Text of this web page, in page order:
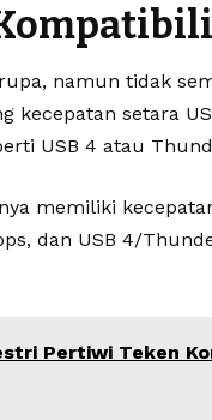
namun tidak
kecepatan setara
USB 4 atau
memiliki
dan USB 4/
Pertiwi Teken